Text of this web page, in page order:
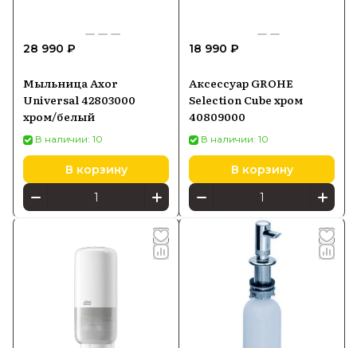
28 990 ₽
Мыльница Axor
Universal 42803000
хром/белый
В наличии: 10
В корзину
18 990 ₽
Аксессуар GROHE
Selection Cube хром
40809000
В наличии: 10
В корзину